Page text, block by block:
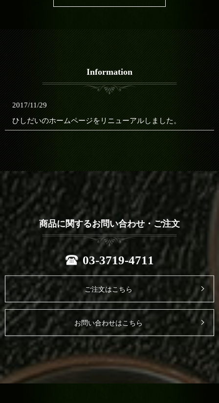
Information
2017/11/29
ひしだいのホームページをリニューアルしました。
商品に関するお問い合わせ・ご注文
03-3719-4711
ご注文はこちら
お問い合わせはこちら